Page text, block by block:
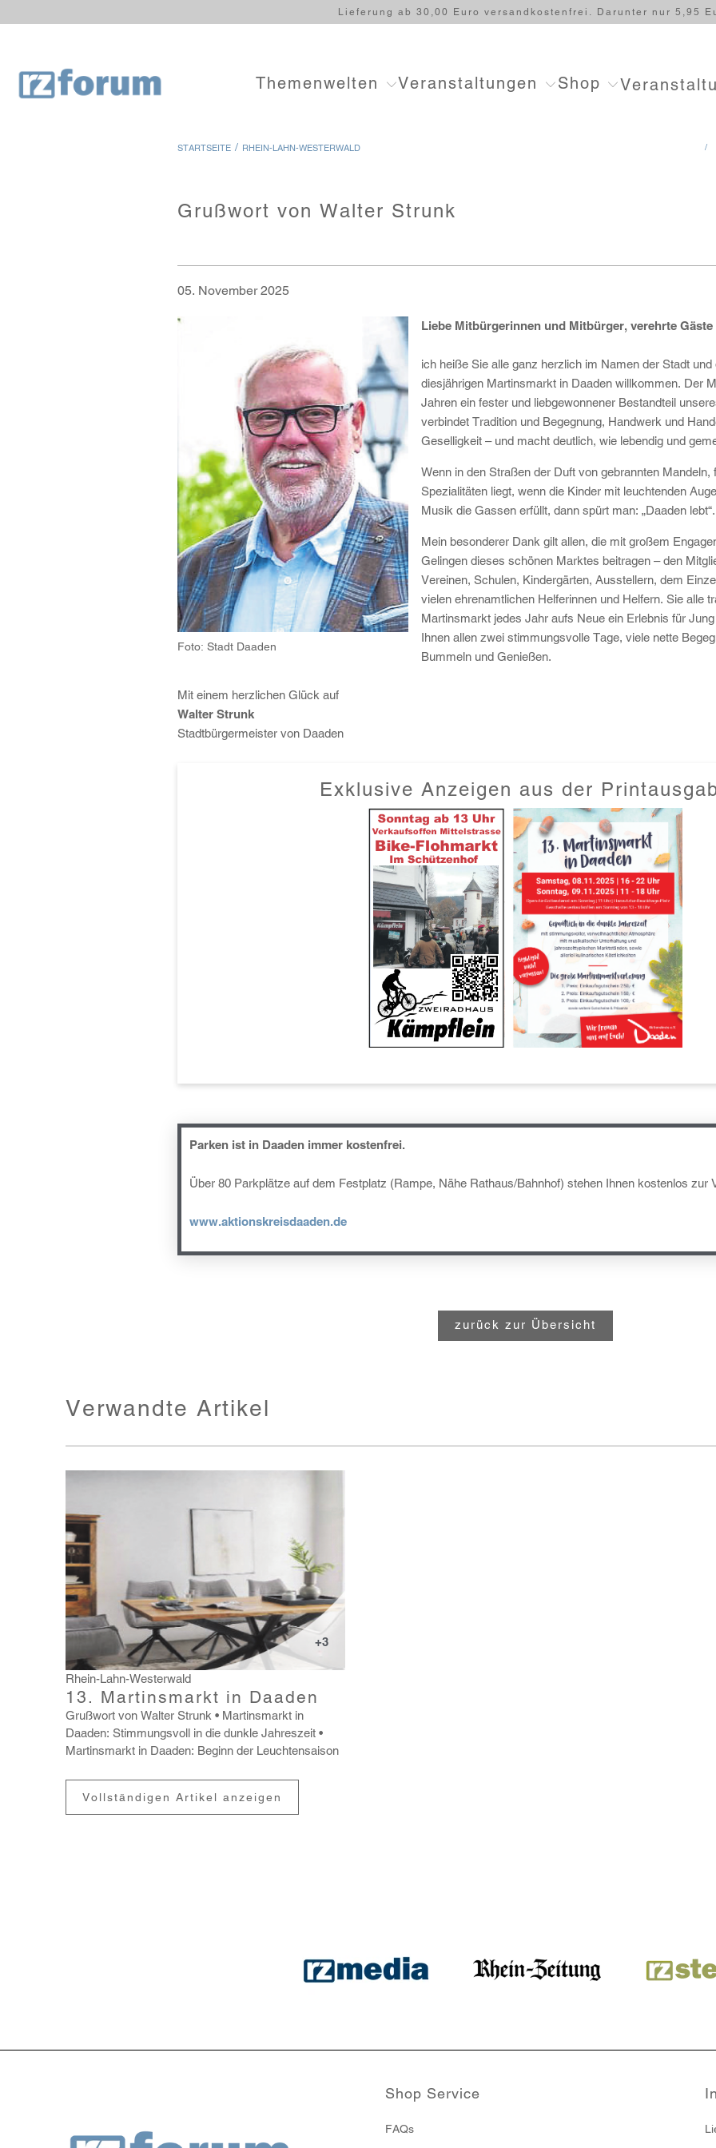
Lieferung ab 30,00 Euro versandkostenfrei. Darunter nur 5,95
Themenwelten Veranstaltungen Shop
STARTSEITE / RHEIN-LAHN-WESTERWALD /
Grußwort von Walter Strunk
05. November 2025
Foto: Stadt Daaden
Liebe Mitbürgerinnen und Mitbürger, verehrte
ich heiße Sie alle ganz herzlich im Namen der Stadt
diesjährigen Martinsmarkt in Daaden willkommen. Der
Jahren ein fester und liebgewonnener Bestandteil
verbindet Tradition und Begegnung, Handwerk und
Geselligkeit – und macht deutlich, wie lebendig und
Wenn in den Straßen der Duft von gebrannten
Spezialitäten liegt, wenn die Kinder mit leuchtenden
Musik die Gassen erfüllt, dann spürt man: „Daaden
Mein besonderer Dank gilt allen, die mit großem
Gelingen dieses schönen Marktes beitragen – den
Vereinen, Schulen, Kindergärten, Ausstellern, dem
vielen ehrenamtlichen Helferinnen und Helfern. Sie alle
Martinsmarkt jedes Jahr aufs Neue ein Erlebnis für
Ihnen allen zwei stimmungsvolle Tage, viele nette
Bummeln und Genießen.
Mit einem herzlichen Glück auf
Walter Strunk
Stadtbürgermeister von Daaden
Exklusive Anzeigen aus der
Parken ist in Daaden immer kostenfrei.
Über 80 Parkplätze auf dem Festplatz (Rampe, Nähe Rathaus/Bahnhof) stehen Ihnen kostenlos zur
www.aktionskreisdaaden.de
zurück zur Übersicht
Verwandte Artikel
+3
Rhein-Lahn-Westerwald
13. Martinsmarkt in Daaden
Gruß­wort von Walter Strunk
Martins­markt in
Daaden: Stim­mungs­voll in die dunkle Jahres­zeit
Martins­markt in Daaden: Beginn der Leuch­ten­saison
Vollständigen Artikel anzeigen
Shop Service
FAQs